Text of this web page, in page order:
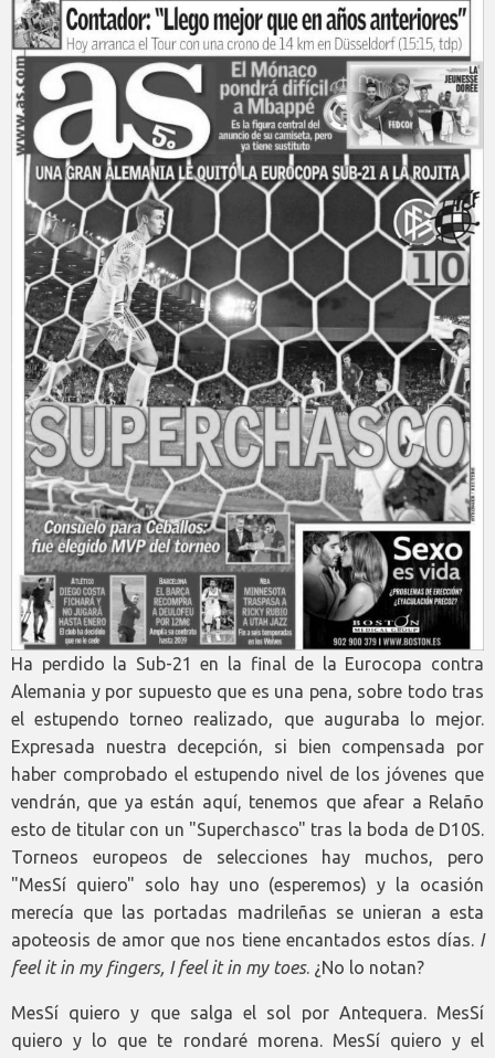
Ha perdido la Sub-21 en la final de la Eurocopa contra
Alemania y por supuesto que es una pena, sobre todo tras
el estupendo torneo realizado, que auguraba lo mejor.
Expresada nuestra decepción, si bien compensada por
haber comprobado el estupendo nivel de los jóvenes que
vendrán, que ya están aquí, tenemos que afear a Relaño
esto de titular con un "Superchasco" tras la boda de D10S.
Torneos europeos de selecciones hay muchos, pero
"MesSí quiero" solo hay uno (esperemos) y la ocasión
merecía que las portadas madrileñas se unieran a esta
apoteosis de amor que nos tiene encantados estos días. I
feel it in my fingers, I feel it in my toes. ¿No lo notan?
MesSí quiero y que salga el sol por Antequera. MesSí
quiero y lo que te rondaré morena. MesSí quiero y el